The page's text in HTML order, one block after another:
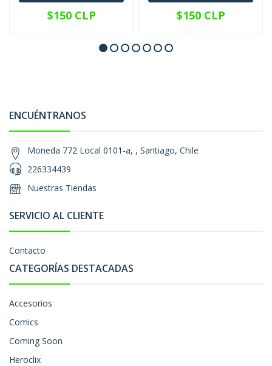
$150 CLP $150 CLP
ENCUÉNTRANOS
Moneda 772 Local 0101-a, , Santiago, Chile
226334439
Nuestras Tiendas
SERVICIO AL CLIENTE
Contacto
CATEGORÍAS DESTACADAS
Accesorios
Comics
Coming Soon
Heroclix